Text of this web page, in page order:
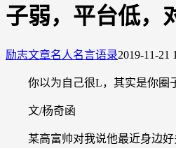
子弱，平台低，
励志文章名人名言语录2019-11-21
你以为自己很L，其实是你圈
文/杨奇函
某高富帅对我说他最近身边好